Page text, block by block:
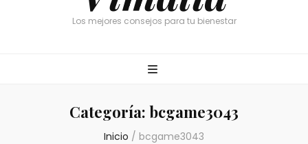
Los mejores consejos para tu bienestar
Categoría: bcgame3043
Inicio / bcgame3043